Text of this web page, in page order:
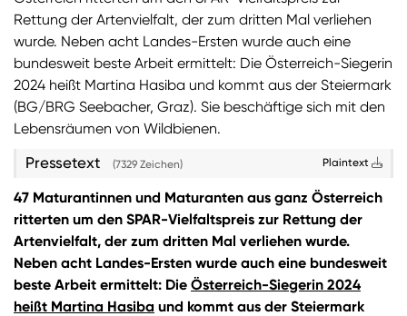
Rettung der Artenvielfalt, der zum dritten Mal verliehen
wurde. Neben acht Landes-Ersten wurde auch eine
bundesweit beste Arbeit ermittelt: Die Österreich-Siegerin
2024 heißt Martina Hasiba und kommt aus der Steiermark
(BG/BRG Seebacher, Graz). Sie beschäftige sich mit den
Lebensräumen von Wildbienen.
Pressetext (7329 Zeichen) Plaintext
47 Maturantinnen und Maturanten aus ganz Österreich
ritterten um den SPAR-Vielfaltspreis zur Rettung der
Artenvielfalt, der zum dritten Mal verliehen wurde.
Neben acht Landes-Ersten wurde auch eine bundesweit
beste Arbeit ermittelt: Die Österreich-Siegerin 2024
heißt Martina Hasiba und kommt aus der Steiermark